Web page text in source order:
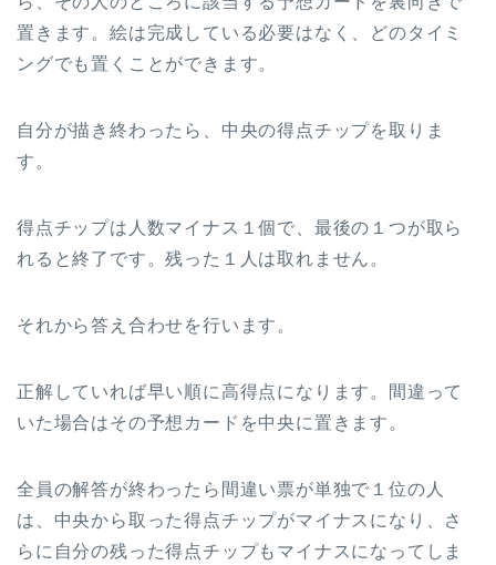
置きます。絵は完成している必要はなく、どのタイミ
ングでも置くことができます。
自分が描き終わったら、中央の得点チップを取りま
す。
得点チップは人数マイナス１個で、最後の１つが取ら
れると終了です。残った１人は取れません。
それから答え合わせを行います。
正解していれば早い順に高得点になります。間違って
いた場合はその予想カードを中央に置きます。
全員の解答が終わったら間違い票が単独で１位の人
は、中央から取った得点チップがマイナスになり、さ
らに自分の残った得点チップもマイナスになってしま